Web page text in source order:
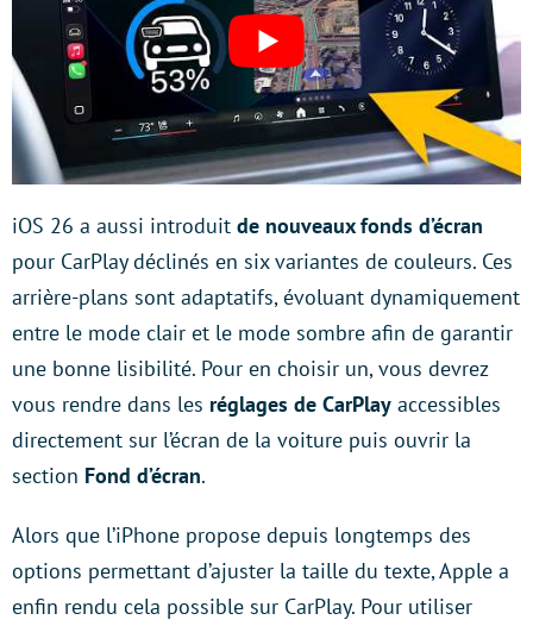
iOS 26 a aussi introduit de nouveaux fonds d’écran
pour CarPlay déclinés en six variantes de couleurs. Ces
arrière-plans sont adaptatifs, évoluant dynamiquement
entre le mode clair et le mode sombre afin de garantir
une bonne lisibilité. Pour en choisir un, vous devrez
vous rendre dans les réglages de CarPlay accessibles
directement sur l’écran de la voiture puis ouvrir la
section Fond d’écran.
Alors que l’iPhone propose depuis longtemps des
options permettant d’ajuster la taille du texte, Apple a
enfin rendu cela possible sur CarPlay. Pour utiliser